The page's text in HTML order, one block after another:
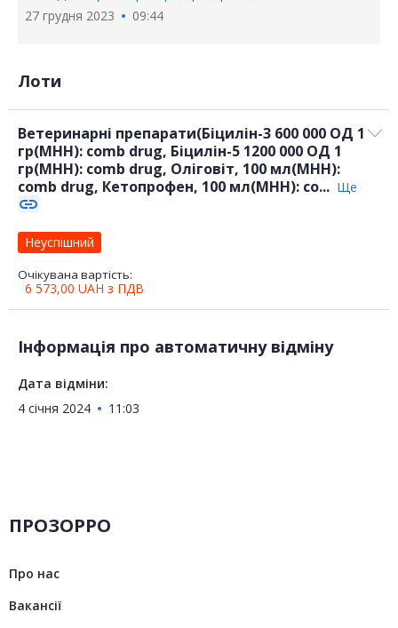
27 грудня 2023
09:44
Лоти
Ветеринарні препарати(Біцилін-3 600 000 ОД 1
гр(МНН): сomb drug, Біцилін-5 1200 000 ОД 1
гр(МНН): сomb drug, Оліговіт, 100 мл(МНН):
сomb drug, Кетопрофен, 100 мл(МНН): сo... Ще
link
Очікувана вартість:
6 573,00 UAH з ПДВ
Неуспішний
Інформація про автоматичну відміну
Дата відміни:
4 січня 2024
11:03
ПРОЗОРРО
Про нас
Вакансії